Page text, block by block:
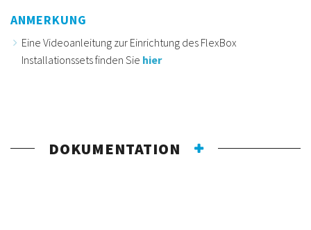
ANMERKUNG
Eine Videoanleitung zur Einrichtung des FlexBox
Installationssets finden Sie hier
DOKUMENTATION